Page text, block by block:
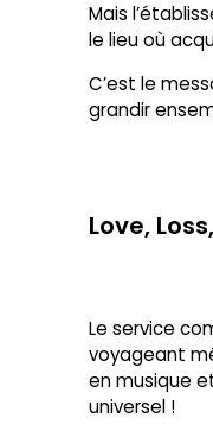
Mais
le lieu où
C’est le
grandir
Love,
Le service
voyageant
en musique
universel !